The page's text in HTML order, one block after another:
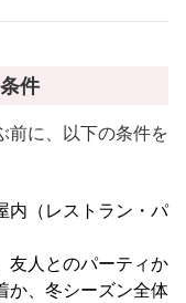
件
前に、以下の条件を
内（レストラン・パ
友人とのパーティか
か、冬シーズン全体